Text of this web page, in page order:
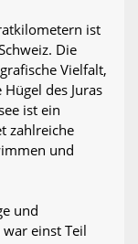
ist
Die
Vielfalt,
des Juras
ist ein
zahlreiche
und
und
einst Teil